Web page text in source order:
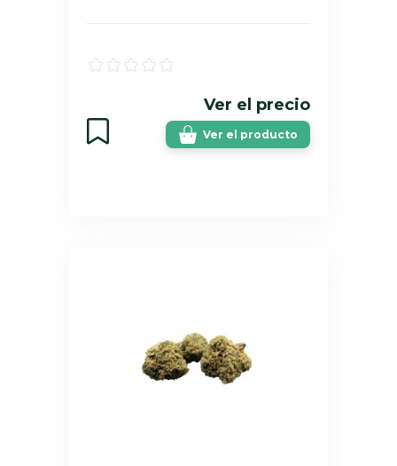
Ver el precio
Ver el producto